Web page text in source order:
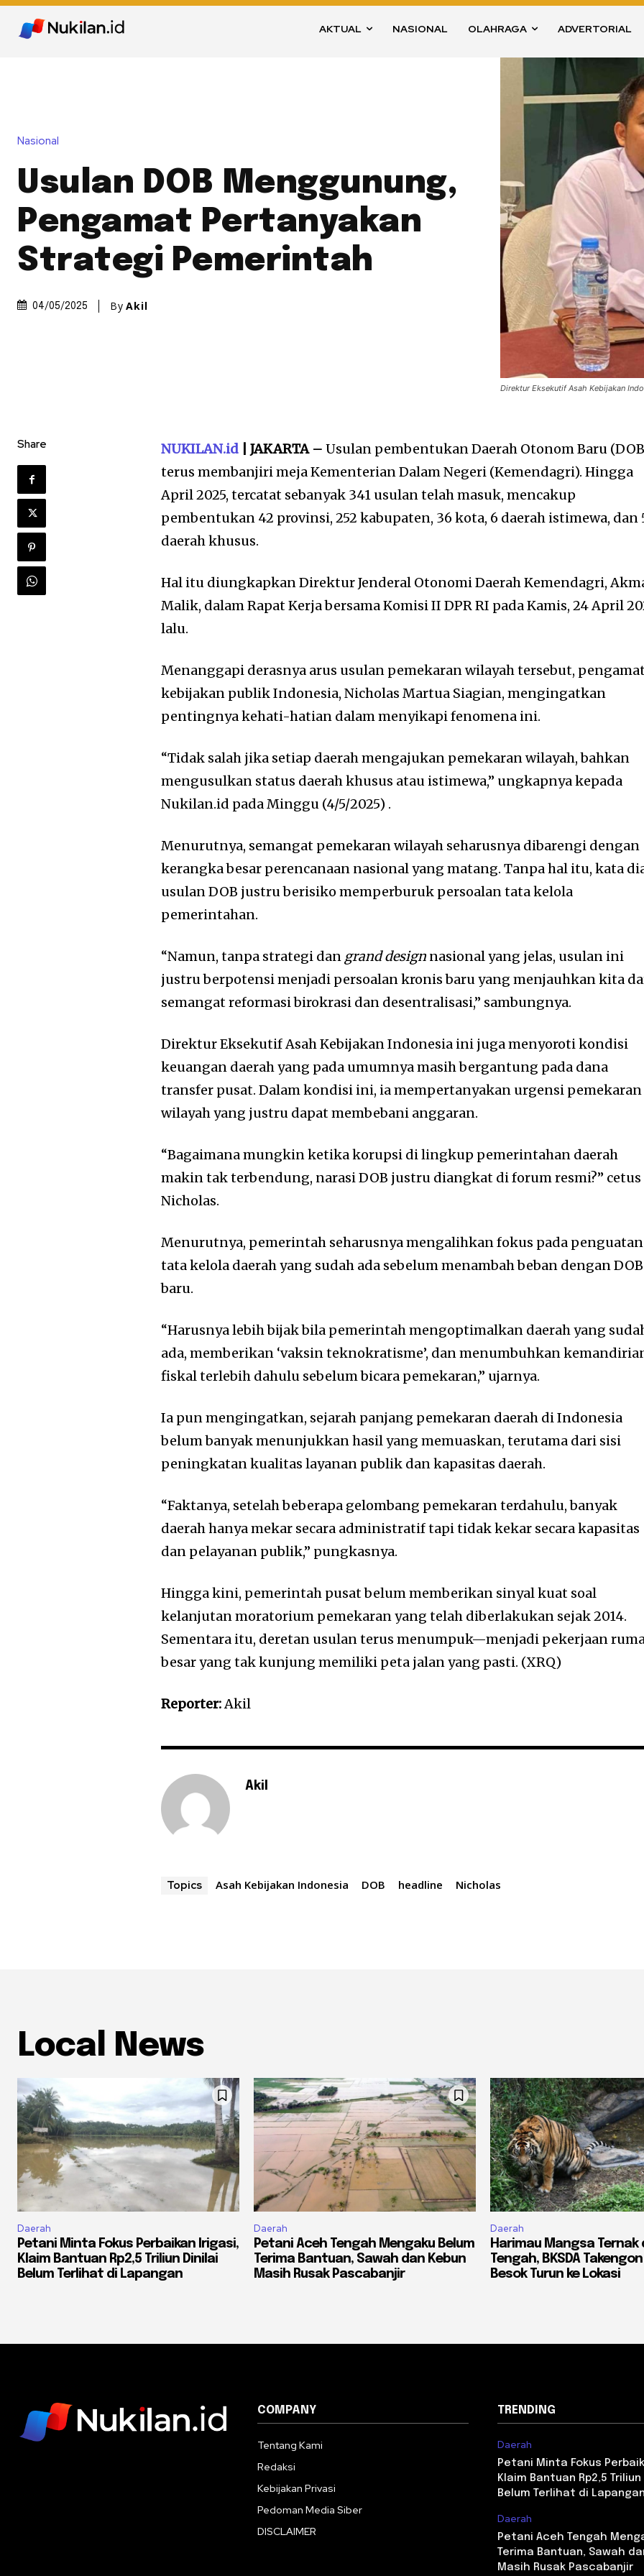
AKTUAL NASIONAL OLAHRAGA ADVERTORIAL
Nasional
Usulan DOB Menggunung,
Pengamat Pertanyakan
Strategi Pemerintah
04/05/2025 By Akil
Direktur Eksekutif Asah Kebijakan
Share NUKILAN.id | JAKARTA – Usulan pembentukan Daerah Otonom Baru
terus membanjiri meja Kementerian Dalam Negeri (Kemendagri). Hingga
April 2025, tercatat sebanyak 341 usulan telah masuk, mencakup
pembentukan 42 provinsi, 252 kabupaten, 36 kota, 6 daerah istimewa, dan
daerah khusus.
Hal itu diungkapkan Direktur Jenderal Otonomi Daerah Kemendagri,
Malik, dalam Rapat Kerja bersama Komisi II DPR RI pada Kamis, 24 April
lalu.
Menanggapi derasnya arus usulan pemekaran wilayah tersebut,
kebijakan publik Indonesia, Nicholas Martua Siagian, mengingatkan
pentingnya kehati-hatian dalam menyikapi fenomena ini.
“Tidak salah jika setiap daerah mengajukan pemekaran wilayah, bahkan
mengusulkan status daerah khusus atau istimewa,” ungkapnya kepada
Nukilan.id pada Minggu (4/5/2025) .
Menurutnya, semangat pemekaran wilayah seharusnya dibarengi dengan
kerangka besar perencanaan nasional yang matang. Tanpa hal itu, kata
usulan DOB justru berisiko memperburuk persoalan tata kelola
pemerintahan.
“Namun, tanpa strategi dan grand design nasional yang jelas, usulan ini
justru berpotensi menjadi persoalan kronis baru yang menjauhkan kita
semangat reformasi birokrasi dan desentralisasi,” sambungnya.
Direktur Eksekutif Asah Kebijakan Indonesia ini juga menyoroti kondisi
keuangan daerah yang pada umumnya masih bergantung pada dana
transfer pusat. Dalam kondisi ini, ia mempertanyakan urgensi pemekaran
wilayah yang justru dapat membebani anggaran.
“Bagaimana mungkin ketika korupsi di lingkup pemerintahan daerah
makin tak terbendung, narasi DOB justru diangkat di forum resmi?” cetus
Nicholas.
Menurutnya, pemerintah seharusnya mengalihkan fokus pada penguatan
tata kelola daerah yang sudah ada sebelum menambah beban dengan DOB
baru.
“Harusnya lebih bijak bila pemerintah mengoptimalkan daerah yang
ada, memberikan ‘vaksin teknokratisme’, dan menumbuhkan
fiskal terlebih dahulu sebelum bicara pemekaran,” ujarnya.
Ia pun mengingatkan, sejarah panjang pemekaran daerah di Indonesia
belum banyak menunjukkan hasil yang memuaskan, terutama dari sisi
peningkatan kualitas layanan publik dan kapasitas daerah.
“Faktanya, setelah beberapa gelombang pemekaran terdahulu, banyak
daerah hanya mekar secara administratif tapi tidak kekar secara kapasitas
dan pelayanan publik,” pungkasnya.
Hingga kini, pemerintah pusat belum memberikan sinyal kuat soal
kelanjutan moratorium pemekaran yang telah diberlakukan sejak 2014.
Sementara itu, deretan usulan terus menumpuk—menjadi pekerjaan
besar yang tak kunjung memiliki peta jalan yang pasti. (XRQ)
Reporter:Akil
Akil
Topics Asah Kebijakan Indonesia DOB headline Nicholas
Local News
Daerah
Petani Minta Fokus Perbaikan Irigasi,
Klaim Bantuan Rp2,5 Triliun Dinilai
Belum Terlihat di Lapangan
Daerah
Petani Aceh Tengah Mengaku Belum
Terima Bantuan, Sawah dan Kebun
Masih Rusak Pascabanjir
Daerah
Harimau Mangsa Ternak
Tengah, BKSDA
Besok Turun ke Lokasi
COMPANY
Tentang Kami
Redaksi
Kebijakan Privasi
Pedoman Media Siber
DISCLAIMER
TRENDING
Daerah
Petani Minta Fokus
Klaim Bantuan Rp2,5
Belum Terlihat di
Daerah
Petani Aceh Tengah
Terima Bantuan, Sawah
Masih Rusak Pascabanjir